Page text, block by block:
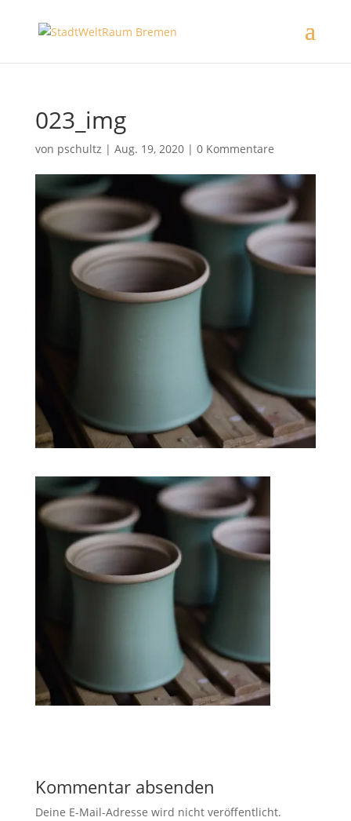
023_img
von pschultz | Aug. 19, 2020| 0 Kommentare
Kommentar absenden
Deine E-Mail-Adresse wird nicht veröffentlicht.